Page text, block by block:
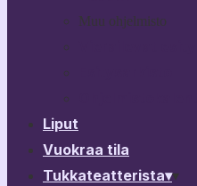
Muu ohjelmisto
Liput
Vuokraa tila
Tukkateatterista▾▾